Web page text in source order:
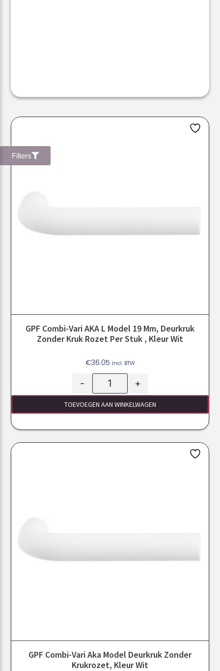
Filters
GPF Combi-Vari AKA L Model 19 Mm, Deurkruk
Zonder Kruk Rozet Per Stuk , Kleur Wit
€36.05 Incl. BTW
- +
TOEVOEGEN AAN WINKELWAGEN
GPF Combi-Vari Aka Model Deurkruk Zonder
Krukrozet, Kleur Wit